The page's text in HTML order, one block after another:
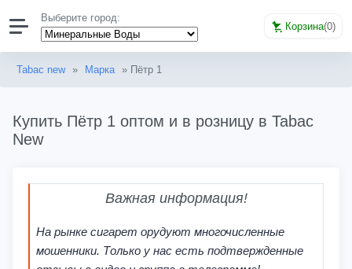
Выберите город:
Корзина(0)
Tabac new » Марка » Пётр 1
Купить Пётр 1 оптом и в розницу в Tabac
New
Важная информация!
На рынке сигарет орудуют многочисленные
мошенники. Только у нас есть подтвержденные